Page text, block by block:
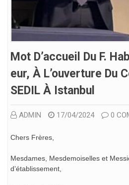
Mot D’accueil Du F.
Eur, À L’ouverture Du
SEDIL À Istanbul
ADMIN 17/04/2024 0
Chers Frères,
Mesdames, Mesdemoiselles et
d’établissement,